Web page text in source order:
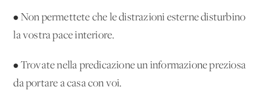
• Non permettete che le distrazioni esterne disturbino
la vostra pace interiore.
• Trovate nella predicazione un'informazione preziosa
da portare a casa con voi.